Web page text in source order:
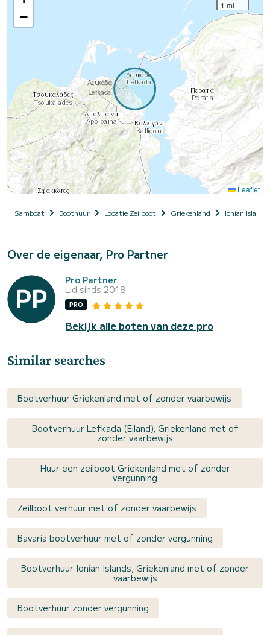
−
1 mi
Leaflet
Samboat Boothuur Locatie Zeilboot Griekenland Ionian Islands
Over de eigenaar, Pro Partner
Pro Partner
Lid sinds 2018
PRO
Bekijk alle boten van deze pro
Similar searches
Bootverhuur Griekenland met of zonder vaarbewijs
Bootverhuur Lefkada (Eiland), Griekenland met of
zonder vaarbewijs
Huur een zeilboot Griekenland met of zonder
vergunning
Zeilboot verhuur met of zonder vaarbewijs
Bavaria bootverhuur met of zonder vergunning
Bootverhuur Ionian Islands, Griekenland met of zonder
vaarbewijs
Bootverhuur zonder vergunning